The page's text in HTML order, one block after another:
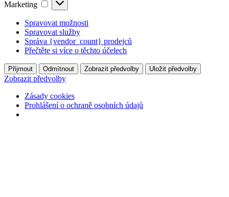
Marketing
Spravovat možnosti
Spravovat služby
Správa {vendor_count} prodejců
Přečtěte si více o těchto účelech
Přijmout Odmítnout Zobrazit předvolby Uložit předvolby
Zobrazit předvolby
Zásady cookies
Prohlášení o ochraně osobních údajů